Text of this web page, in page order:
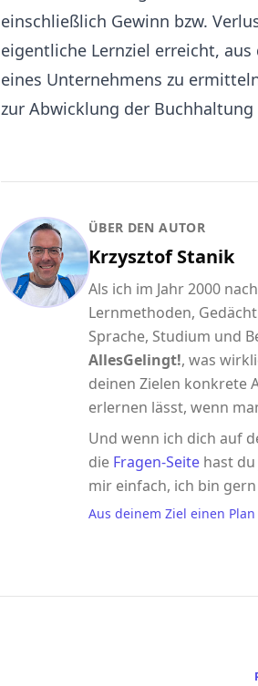
einschließlich Gewinn bzw.
eigentliche Lernziel erreicht,
eines Unternehmens zu
zur Abwicklung der
ÜBER DEN AUTOR
Krzysztof Stanik
Als ich im Jahr 2000
Lernmethoden,
Sprache, Studium und
AllesGelingt!, was
deinen Zielen konkrete
erlernen lässt, wenn
Und wenn ich dich auf
die Fragen-Seite hast
mir einfach, ich bin
Aus deinem Ziel einen